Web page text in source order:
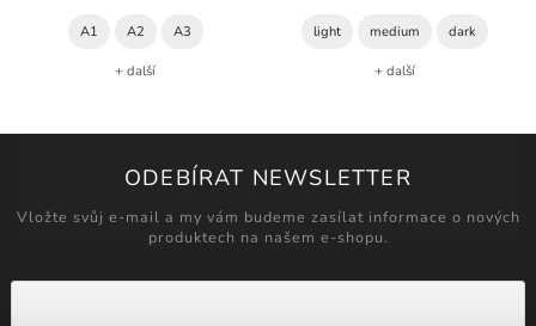
A1 A2 A3
+ další
light medium dark
+ další
ODEBÍRAT NEWSLETTER
Vložte svůj e-mail a my vám budeme zasílat informace o nových
produktech na našem e-shopu.